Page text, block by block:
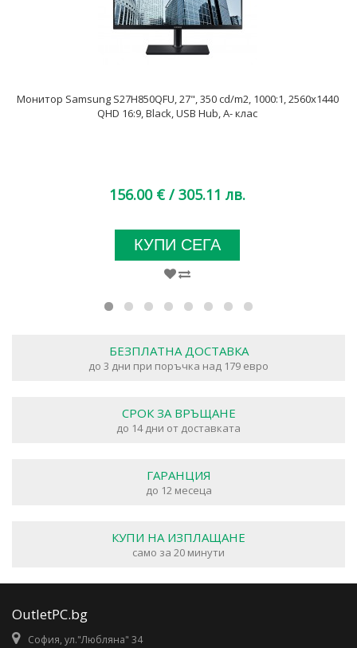
Монитор Samsung S27H850QFU, 27", 350 cd/m2, 1000:1, 2560x1440
QHD 16:9, Black, USB Hub, A- клас
156.00 € / 305.11 лв.
КУПИ СЕГА
БЕЗПЛАТНА ДОСТАВКА
до 3 дни при поръчка над 179 евро
СРОК ЗА ВРЪЩАНЕ
до 14 дни от доставката
ГАРАНЦИЯ
до 12 месеца
КУПИ НА ИЗПЛАЩАНЕ
само за 20 минути
OutletPC.bg
София, ул."Любляна" 34